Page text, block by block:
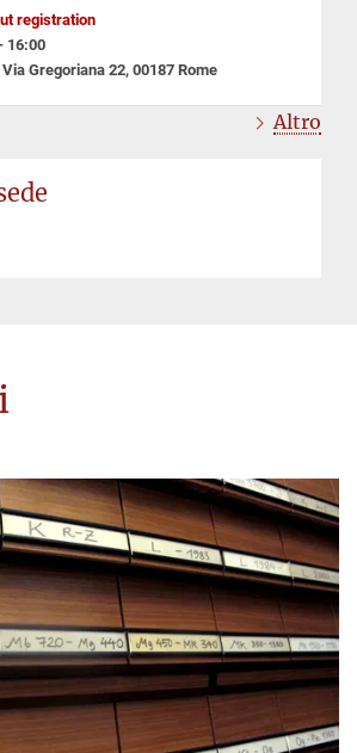
registration
16:00
Gregoriana 22, 00187 Rome
Altro